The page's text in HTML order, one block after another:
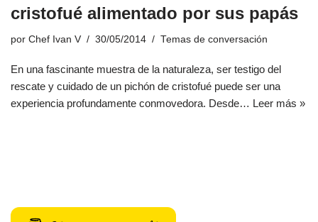
cristofué alimentado por sus papás
por Chef Ivan V 30/05/2014 Temas de conversación
En una fascinante muestra de la naturaleza, ser testigo del
rescate y cuidado de un pichón de cristofué puede ser una
experiencia profundamente conmovedora. Desde… Leer más »